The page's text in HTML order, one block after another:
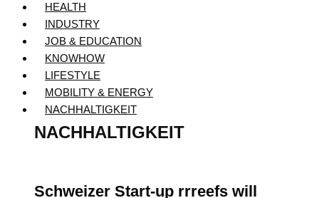
HEALTH
INDUSTRY
JOB & EDUCATION
KNOWHOW
LIFESTYLE
MOBILITY & ENERGY
NACHHALTIGKEIT
NACHHALTIGKEIT
Schweizer Start-up rrreefs will